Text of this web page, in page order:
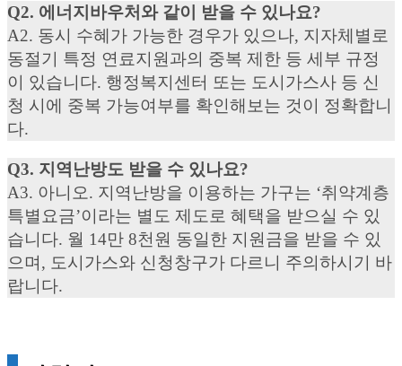
Q2. 에너지바우처와 같이 받을 수 있나요?
A2. 동시 수혜가 가능한 경우가 있으나, 지자체별로
동절기 특정 연료지원과의 중복 제한 등 세부 규정
이 있습니다. 행정복지센터 또는 도시가스사 등 신
청 시에 중복 가능여부를 확인해보는 것이 정확합니
다.
Q3. 지역난방도 받을 수 있나요?
A3. 아니오. 지역난방을 이용하는 가구는 ‘취약계층
특별요금’이라는 별도 제도로 혜택을 받으실 수 있
습니다. 월 14만 8천원 동일한 지원금을 받을 수 있
으며, 도시가스와 신청창구가 다르니 주의하시기 바
랍니다.